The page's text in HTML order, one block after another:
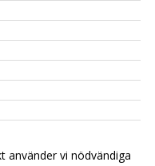
använder vi nödvändiga